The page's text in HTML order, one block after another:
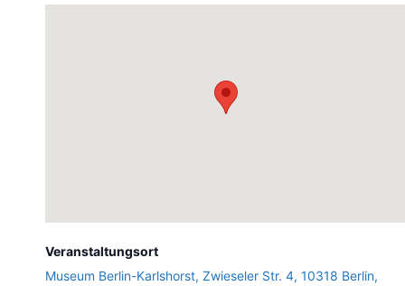
Veranstaltungsort
Museum Berlin-Karlshorst, Zwieseler Str. 4, 10318 Berlin,